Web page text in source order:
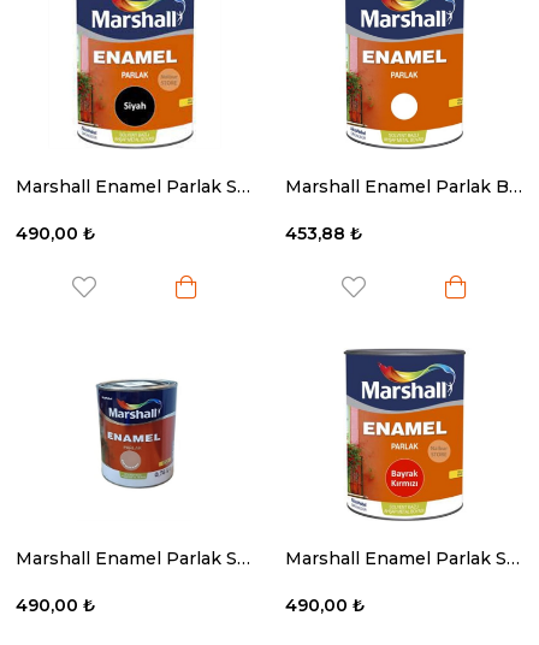
Marshall Enamel Parlak Siyah 0.75 Lt.
490,00 ₺
Marshall Enamel Parlak Beyaz 0.75 Lt.
453,88 ₺
Marshall Enamel Parlak Sentetik Yağlı Boya Sütlü Kahve 0.75 Lt
490,00 ₺
Marshall Enamel Parlak Sentetik Yağlı Boya Bayrak Kırmızı 0.75 Lt.
490,00 ₺